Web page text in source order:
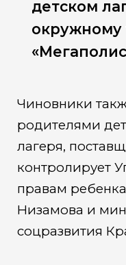
детском
окружному
Чиновники
родителями
лагеря,
контролирует
правам
Низамова и
соцразвития